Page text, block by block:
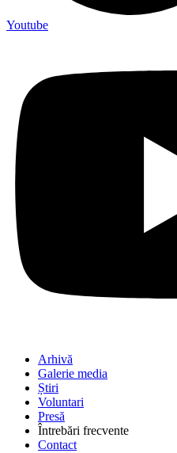
Youtube
Arhivă
Galerie media
Știri
Voluntari
Presă
Întrebări frecvente
Contact